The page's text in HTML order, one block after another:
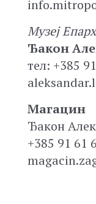
Музеј
Ђакон
тел: +385
Магацин
Ђакон
+385 91 61